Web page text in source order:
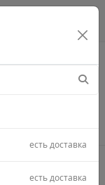
есть доставка
есть доставка